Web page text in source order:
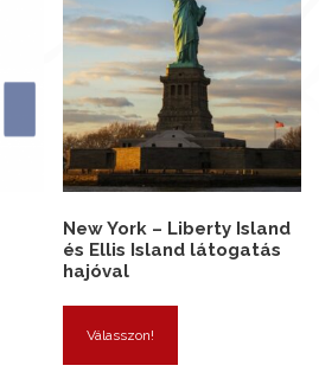
New York – Liberty Island
és Ellis Island látogatás
hajóval
Válasszon!